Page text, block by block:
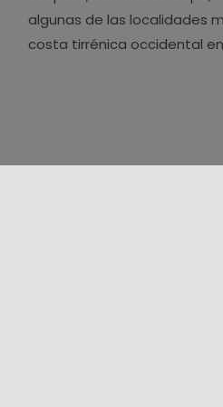
algunas de las localidades
costa tirrénica occidental en